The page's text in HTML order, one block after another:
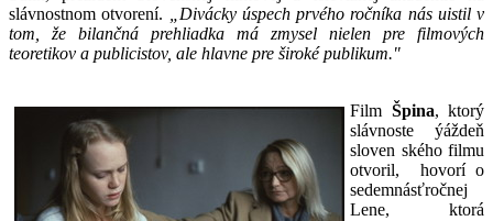
slávnostnom otvorení.
„Divácky úspech prvého ročníka nás uistil v
tom, že bilančná prehliadka má zmysel nielen pre filmových
teoretikov a publicistov, ale hlavne pre široké publikum."
Film Špina, ktorý
slávnoste ýáždeň
sloven ského filmu
otvoril, hovorí o
sedemnásťročnej
Lene, ktorá